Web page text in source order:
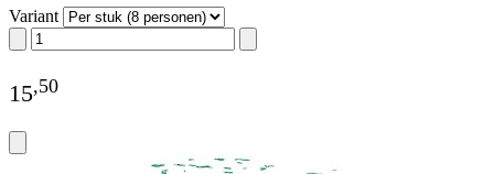
Variant
15,50